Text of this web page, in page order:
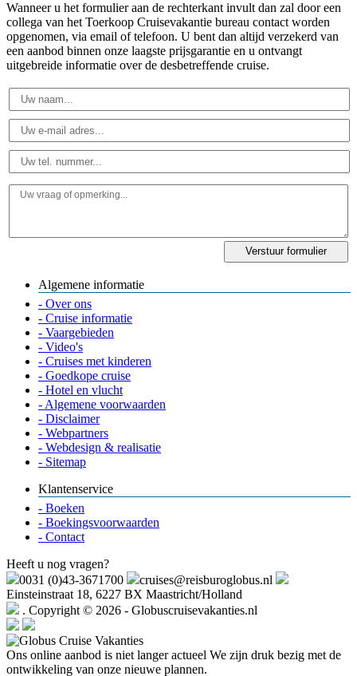
Wanneer u het formulier aan de rechterkant invult dan zal door een
collega van het Toerkoop Cruisevakantie bureau contact worden
opgenomen, via email of telefoon. U bent dan altijd verzekerd van
een aanbod binnen onze laagste prijsgarantie en u ontvangt
uitgebreide informatie over de desbetreffende cruise.
Algemene informatie
- Over ons
- Cruise informatie
- Vaargebieden
- Video's
- Cruises met kinderen
- Goedkope cruise
- Hotel en vlucht
- Algemene voorwaarden
- Disclaimer
- Webpartners
- Webdesign & realisatie
- Sitemap
Klantenservice
- Boeken
- Boekingsvoorwaarden
- Contact
Heeft u nog vragen?
0031 (0)43-3671700
cruises@reisburoglobus.nl
Einsteinstraat 18, 6227 BX Maastricht/Holland
. Copyright © 2026 - Globuscruisevakanties.nl
Ons online aanbod is niet langer actueel We zijn druk bezig met de
ontwikkeling van onze nieuwe plannen.